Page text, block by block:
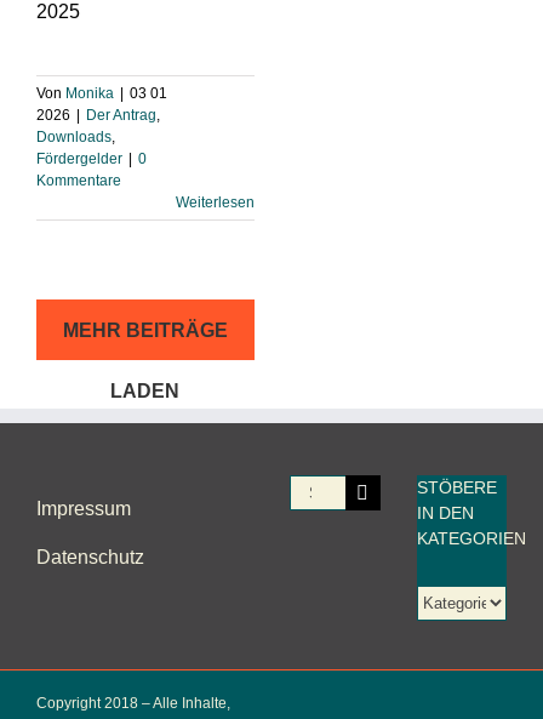
2025
Von Monika
03 01
2026
Der Antrag,
Downloads,
Fördergelder
0
Kommentare
Weiterlesen
MEHR BEITRÄGE
LADEN
Impressum
Datenschutz
Suche
nach:
STÖBERE
IN DEN
KATEGORIEN
Stöbere
in
Copyright 2018 – Alle Inhalte,